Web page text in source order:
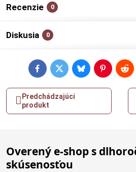
Recenzie 0
Diskusia 0
FacebookTwitterBlueskyPinterest
Predchádzajúci
produkt
Overený e-shop s
skúsenosťou